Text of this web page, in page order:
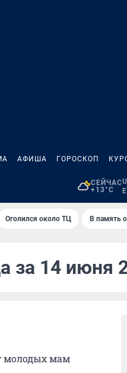
АФИША ГОРОСКОП
СЕЙЧАС
+13°C
Оголился около ТЦ В память
за 14 июня
молодых мам